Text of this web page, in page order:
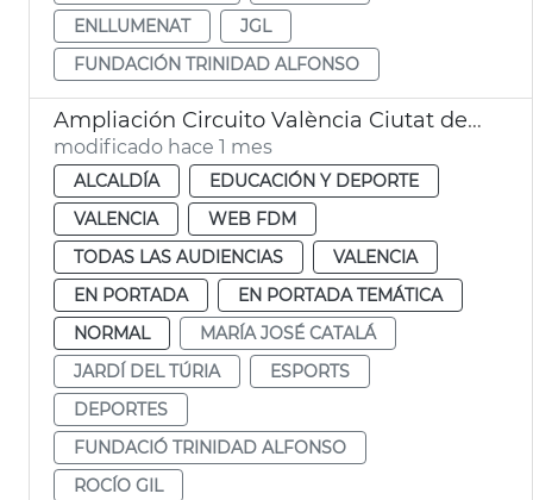
ENLLUMENAT
JGL
FUNDACIÓN TRINIDAD ALFONSO
Ampliación Circuito València Ciutat del Running
modificado hace 1 mes
ALCALDÍA
EDUCACIÓN Y DEPORTE
VALENCIA
WEB FDM
TODAS LAS AUDIENCIAS
VALENCIA
EN PORTADA
EN PORTADA TEMÁTICA
NORMAL
MARÍA JOSÉ CATALÁ
JARDÍ DEL TÚRIA
ESPORTS
DEPORTES
FUNDACIÓ TRINIDAD ALFONSO
ROCÍO GIL